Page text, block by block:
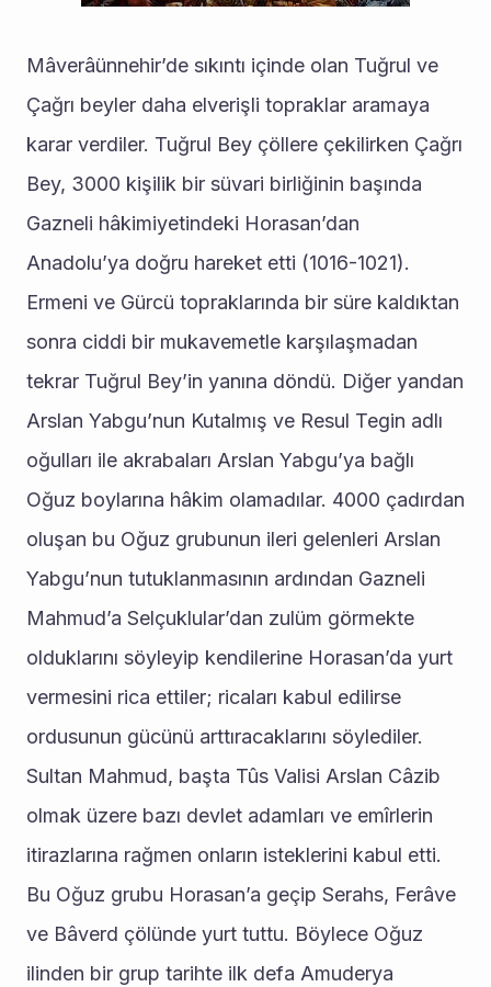
Mâverâünnehir’de sıkıntı içinde olan Tuğrul ve
Çağrı beyler daha elverişli topraklar aramaya
karar verdiler. Tuğrul Bey çöllere çekilirken Çağrı
Bey, 3000 kişilik bir süvari birliğinin başında
Gazneli hâkimiyetindeki Horasan’dan
Anadolu’ya doğru hareket etti (1016-1021).
Ermeni ve Gürcü topraklarında bir süre kaldıktan
sonra ciddi bir mukavemetle karşılaşmadan
tekrar Tuğrul Bey’in yanına döndü. Diğer yandan
Arslan Yabgu’nun Kutalmış ve Resul Tegin adlı
oğulları ile akrabaları Arslan Yabgu’ya bağlı
Oğuz boylarına hâkim olamadılar. 4000 çadırdan
oluşan bu Oğuz grubunun ileri gelenleri Arslan
Yabgu’nun tutuklanmasının ardından Gazneli
Mahmud’a Selçuklular’dan zulüm görmekte
olduklarını söyleyip kendilerine Horasan’da yurt
vermesini rica ettiler; ricaları kabul edilirse
ordusunun gücünü arttıracaklarını söylediler.
Sultan Mahmud, başta Tûs Valisi Arslan Câzib
olmak üzere bazı devlet adamları ve emîrlerin
itirazlarına rağmen onların isteklerini kabul etti.
Bu Oğuz grubu Horasan’a geçip Serahs, Ferâve
ve Bâverd çölünde yurt tuttu. Böylece Oğuz
ilinden bir grup tarihte ilk defa Amuderya